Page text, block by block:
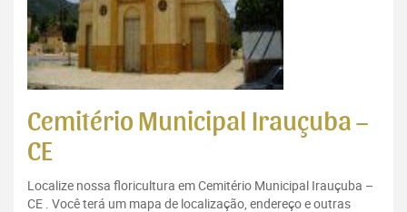
Cemitério Municipal Irauçuba –
CE
Localize nossa floricultura em Cemitério Municipal Irauçuba –
CE . Você terá um mapa de localização, endereço e outras